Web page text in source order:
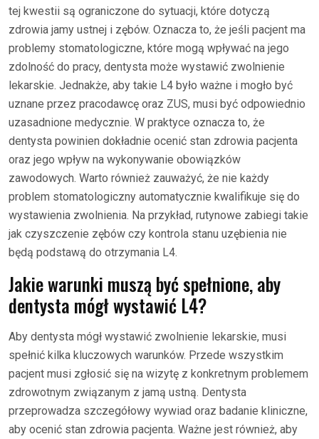
tej kwestii są ograniczone do sytuacji, które dotyczą
zdrowia jamy ustnej i zębów. Oznacza to, że jeśli pacjent ma
problemy stomatologiczne, które mogą wpływać na jego
zdolność do pracy, dentysta może wystawić zwolnienie
lekarskie. Jednakże, aby takie L4 było ważne i mogło być
uznane przez pracodawcę oraz ZUS, musi być odpowiednio
uzasadnione medycznie. W praktyce oznacza to, że
dentysta powinien dokładnie ocenić stan zdrowia pacjenta
oraz jego wpływ na wykonywanie obowiązków
zawodowych. Warto również zauważyć, że nie każdy
problem stomatologiczny automatycznie kwalifikuje się do
wystawienia zwolnienia. Na przykład, rutynowe zabiegi takie
jak czyszczenie zębów czy kontrola stanu uzębienia nie
będą podstawą do otrzymania L4.
Jakie warunki muszą być spełnione, aby
dentysta mógł wystawić L4?
Aby dentysta mógł wystawić zwolnienie lekarskie, musi
spełnić kilka kluczowych warunków. Przede wszystkim
pacjent musi zgłosić się na wizytę z konkretnym problemem
zdrowotnym związanym z jamą ustną. Dentysta
przeprowadza szczegółowy wywiad oraz badanie kliniczne,
aby ocenić stan zdrowia pacjenta. Ważne jest również, aby